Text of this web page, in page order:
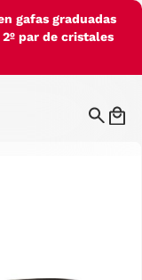
gafas graduadas
par de cristales